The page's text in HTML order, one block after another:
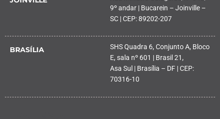
9º andar | Bucarein – Joinville –
SC | CEP: 89202-207
BRASÍLIA
SHS Quadra 6, Conjunto A, Bloco
E, sala nº 601 | Brasil 21,
Asa Sul | Brasília – DF | CEP:
70316-10